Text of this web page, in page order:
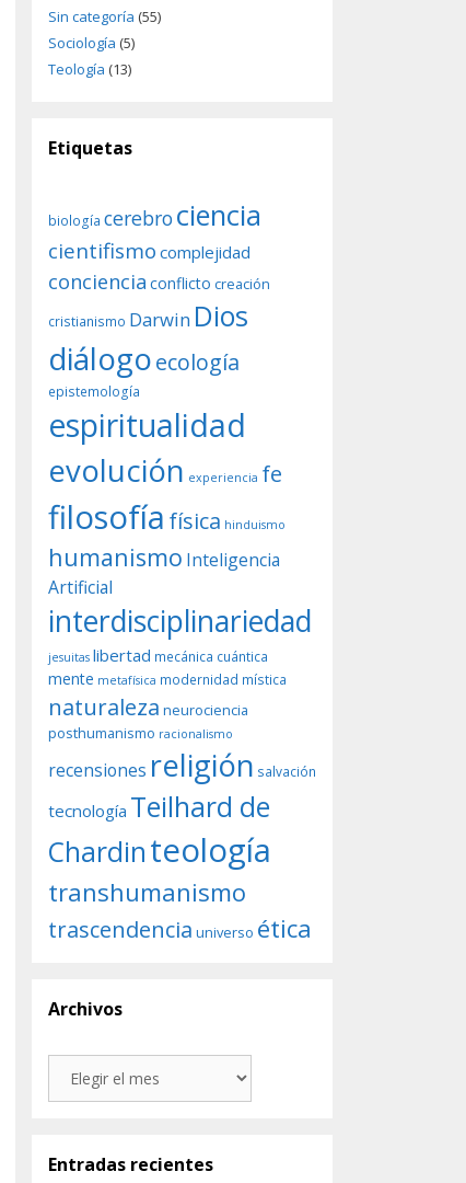
Sin categoría (55)
Sociología (5)
Teología (13)
Etiquetas
biología cerebro ciencia
cientifismo complejidad
conciencia conflicto creación
cristianismo Darwin Dios
diálogoecología
epistemología
espiritualidad
evolución experiencia fe
filosofía física hinduismo
humanismo Inteligencia
Artificial
interdisciplinariedad
jesuitas libertad mecánica cuántica
mente metafísica modernidad mística
naturaleza neurociencia
posthumanismo racionalismo
recensiones religión salvación
tecnología Teilhard de
Chardinteología
transhumanismo
trascendencia universo ética
Archivos
Entradas recientes